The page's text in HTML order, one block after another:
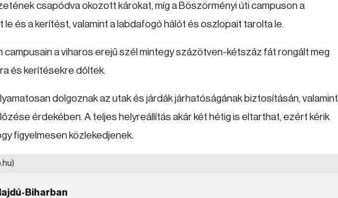
csapódva okozott károkat, míg a Böszörményi úti campuson a
és a kerítést, valamint a labdafogó hálót és oszlopait tarolta le.
a viharos erejű szél mintegy százötven-kétszáz fát rongált meg
és kerítésekre dőltek.
dolgoznak az utak és járdák járhatóságának biztosításán, valamint
érdekében. A teljes helyreállítás akár két hétig is eltarthat, ezért kérik
figyelmesen közlekedjenek.
Biharban